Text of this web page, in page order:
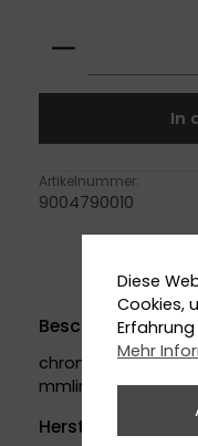
Produkt
In
Artikelnummer:
9004790010
Beschreibung
chromzum
mmlinks wie
Diese
Cookies,
Mehr